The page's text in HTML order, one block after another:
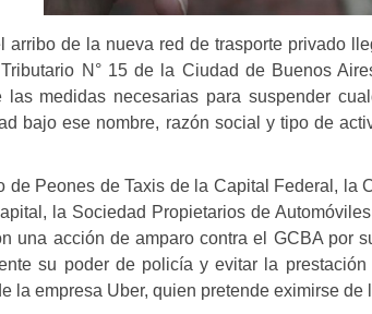
arribo de la nueva red de trasporte privado
N° 15 de la Ciudad de Buenos
las medidas necesarias para suspender
bajo ese nombre, razón social y tipo de
de Peones de Taxis de la Capital Federal, la
la Sociedad Propietarios de
una acción de amparo contra el GCBA por
su poder de policía y evitar la
la empresa Uber, quien pretende eximirse de